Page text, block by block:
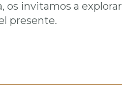
os invitamos a explorar
presente.